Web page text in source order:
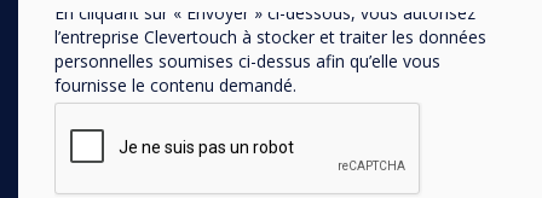
PRODUITS
Ecosystème Digital
Ecrans Interactifs
Ecrans Professionnels
En cliquant sur « Envoyer » ci-dessous, vous autorisez
l’entreprise Clevertouch à stocker et traiter les données
personnelles soumises ci-dessus afin qu’elle vous
fournisse le contenu demandé.